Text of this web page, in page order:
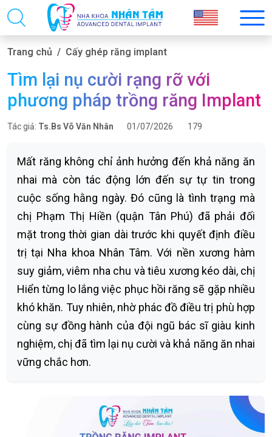
Trang chủ Cấy ghép răng implant
Tìm lại nụ cười rạng rỡ với
phương pháp trồng răng Implant
Tác giả: Ts.Bs Võ Văn Nhân 01/07/2026 179
Mất răng không chỉ ảnh hưởng đến khả năng ăn
nhai mà còn tác động lớn đến sự tự tin trong
cuộc sống hằng ngày. Đó cũng là tình trạng mà
chị Phạm Thị Hiền (quận Tân Phú) đã phải đối
mặt trong thời gian dài trước khi quyết định điều
trị tại Nha khoa Nhân Tâm. Với nền xương hàm
suy giảm, viêm nha chu và tiêu xương kéo dài, chị
Hiển từng lo lắng việc phục hồi răng sẽ gặp nhiều
khó khăn. Tuy nhiên, nhờ phác đồ điều trị phù hợp
cùng sự đồng hành của đội ngũ bác sĩ giàu kinh
nghiệm, chị đã tìm lại nụ cười và khả năng ăn nhai
vững chắc hơn.